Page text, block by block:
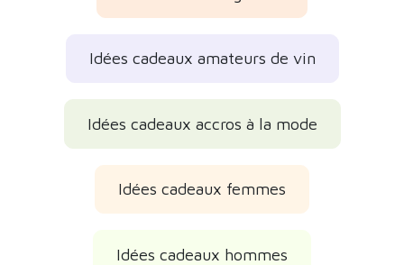
Idées cadeaux amateurs de vin
Idées cadeaux accros à la mode
Idées cadeaux femmes
Idées cadeaux hommes